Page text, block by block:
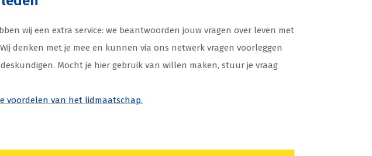
wij een extra service: we beantwoorden jouw vragen over leven met
denken met je mee en kunnen via ons netwerk vragen voorleggen
Mocht je hier gebruik van willen maken, stuur je vraag
voordelen van het lidmaatschap.